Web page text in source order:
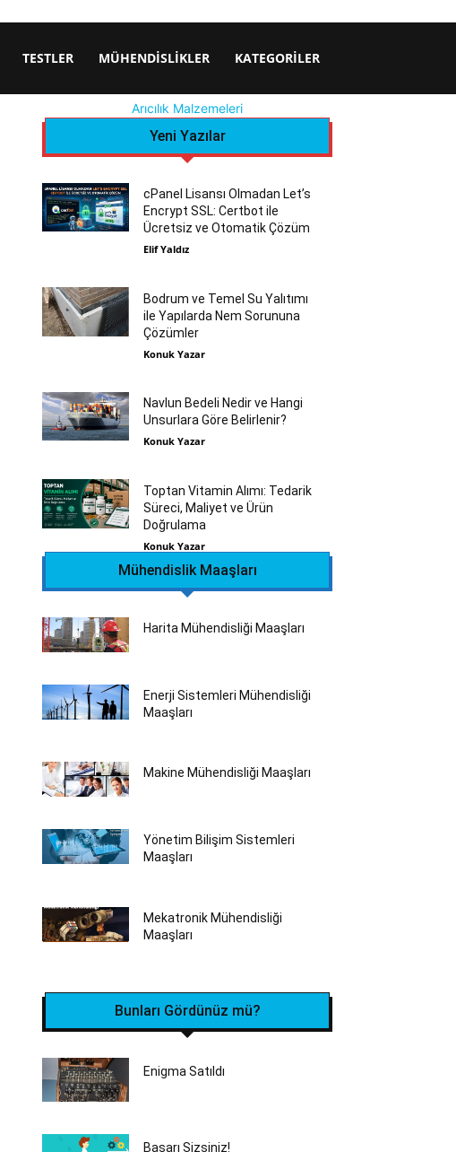
TESTLER MÜHENDISLIKLER KATEGORILER
Arıcılık Malzemeleri
Yeni Yazılar
cPanel Lisansı Olmadan Let’s
Encrypt SSL: Certbot ile
Ücretsiz ve Otomatik Çözüm
Elif Yaldız
Bodrum ve Temel Su Yalıtımı
ile Yapılarda Nem Sorununa
Çözümler
Konuk Yazar
Navlun Bedeli Nedir ve Hangi
Unsurlara Göre Belirlenir?
Konuk Yazar
Toptan Vitamin Alımı: Tedarik
Süreci, Maliyet ve Ürün
Doğrulama
Konuk Yazar
Mühendislik Maaşları
Harita Mühendisliği Maaşları
Enerji Sistemleri Mühendisliği
Maaşları
Makine Mühendisliği Maaşları
Yönetim Bilişim Sistemleri
Maaşları
Mekatronik Mühendisliği
Maaşları
Bunları Gördünüz mü?
Enigma Satıldı
Başarı Sizsiniz!